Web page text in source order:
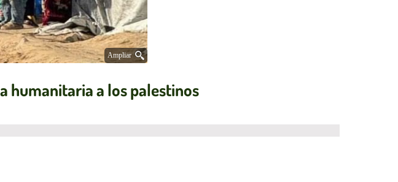
Ampliar
humanitaria a los palestinos